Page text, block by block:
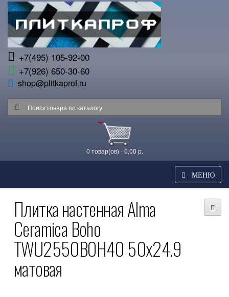
+7(495) 105-92-00
+7(926) 650-30-60
shop@plitkaprof.ru
0 товар(ов) - 0,00 р.
МЕНЮ
Плитка настенная Alma
Ceramica Boho
TWU2550BOH40 50x24.9
матовая